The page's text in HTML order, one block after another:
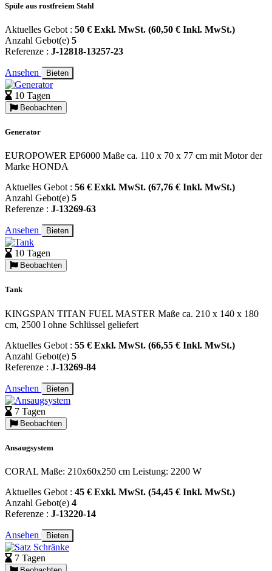
Spüle aus rostfreiem Stahl
Aktuelles Gebot : 50 € Exkl. MwSt. (60,50 € Inkl. MwSt.)
Anzahl Gebot(e) 5
Referenze : J-12818-13257-23
Ansehen Bieten
10 Tagen
Beobachten
Generator
EUROPOWER EP6000 Maße ca. 110 x 70 x 77 cm mit Motor der
Marke HONDA
Aktuelles Gebot : 56 € Exkl. MwSt. (67,76 € Inkl. MwSt.)
Anzahl Gebot(e) 5
Referenze : J-13269-63
Ansehen Bieten
10 Tagen
Beobachten
Tank
KINGSPAN TITAN FUEL MASTER Maße ca. 210 x 140 x 180
cm, 2500 l ohne Schlüssel geliefert
Aktuelles Gebot : 55 € Exkl. MwSt. (66,55 € Inkl. MwSt.)
Anzahl Gebot(e) 5
Referenze : J-13269-84
Ansehen Bieten
7 Tagen
Beobachten
Ansaugsystem
CORAL Maße: 210x60x250 cm Leistung: 2200 W
Aktuelles Gebot : 45 € Exkl. MwSt. (54,45 € Inkl. MwSt.)
Anzahl Gebot(e) 4
Referenze : J-13220-14
Ansehen Bieten
7 Tagen